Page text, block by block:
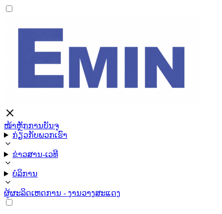
ໜ້າຫຼັກການບັນຈຸ
ກ່ຽວກັບພວກເຮົາ
ຂ່າວສານ-ເວທີ
ບໍລິການ
ຜູ້ຜະລິດເຫດການ - ງານວາງສະແດງ